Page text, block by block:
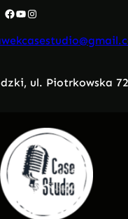
Facebook
YouTube
Instagram
ul. Piotrkowska